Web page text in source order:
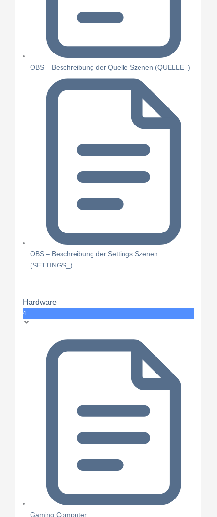
OBS – Beschreibung der Quelle Szenen (QUELLE_)
OBS – Beschreibung der Settings Szenen
(SETTINGS_)
Hardware
4
Gaming Computer